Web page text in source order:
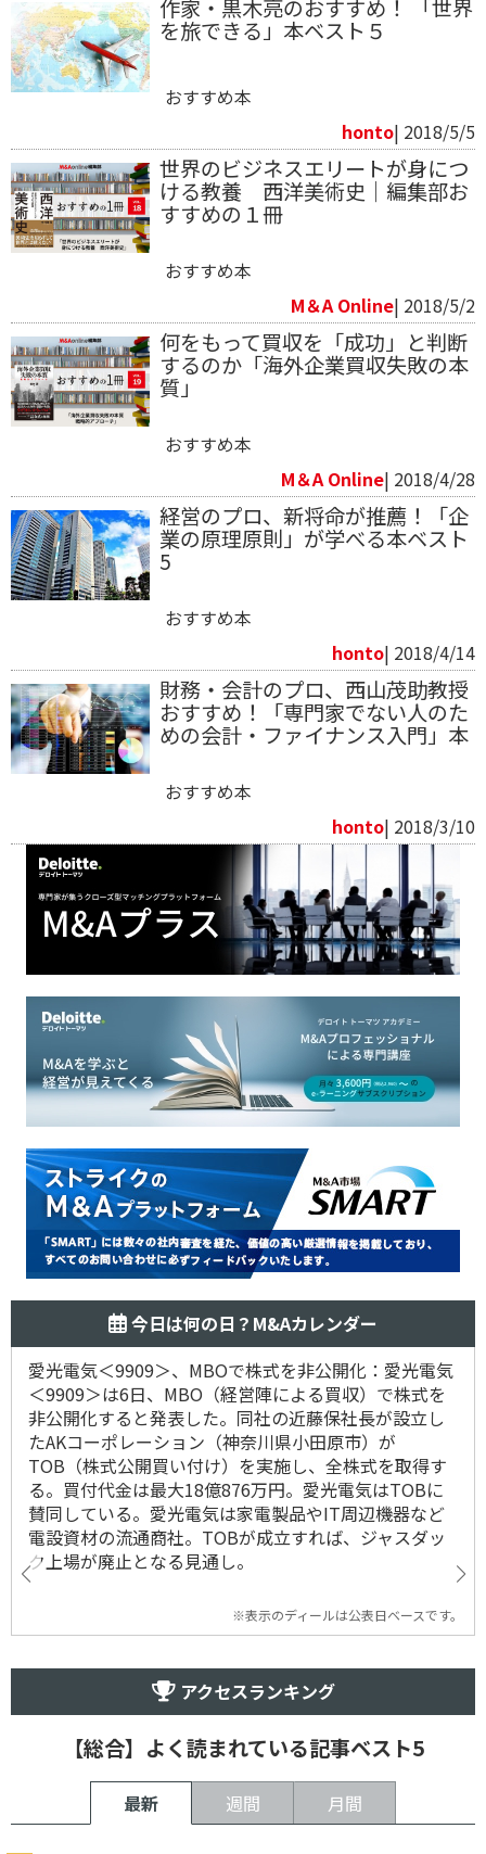
作家・黒木亮のおすすめ！ 「世界
を旅できる」本ベスト５
おすすめ本
honto| 2018/5/5
世界のビジネスエリートが身につ
ける教養 西洋美術史｜編集部お
すすめの１冊
おすすめ本
M＆A Online| 2018/5/2
何をもって買収を「成功」と判断
するのか「海外企業買収失敗の本
質」
おすすめ本
M＆A Online| 2018/4/28
経営のプロ、新将命が推薦！「企
業の原理原則」が学べる本ベスト
5
おすすめ本
honto| 2018/4/14
財務・会計のプロ、西山茂助教授
おすすめ！「専門家でない人のた
めの会計・ファイナンス入門」本
おすすめ本
honto| 2018/3/10
今日は何の日？M&Aカレンダー
愛光電気＜9909＞、MBOで株式を非公開化：愛光電気
＜9909＞は6日、MBO（経営陣による買収）で株式を
非公開化すると発表した。同社の近藤保社長が設立し
たAKコーポレーション（神奈川県小田原市）が
TOB（株式公開買い付け）を実施し、全株式を取得す
る。買付代金は最大18億876万円。愛光電気はTOBに
賛同している。愛光電気は家電製品やIT周辺機器など
電設資材の流通商社。TOBが成立すれば、ジャスダッ
ク上場が廃止となる見通し。
※表示のディールは公表日ベースです。
アクセスランキング
【総合】よく読まれている記事ベスト5
最新 週間 月間